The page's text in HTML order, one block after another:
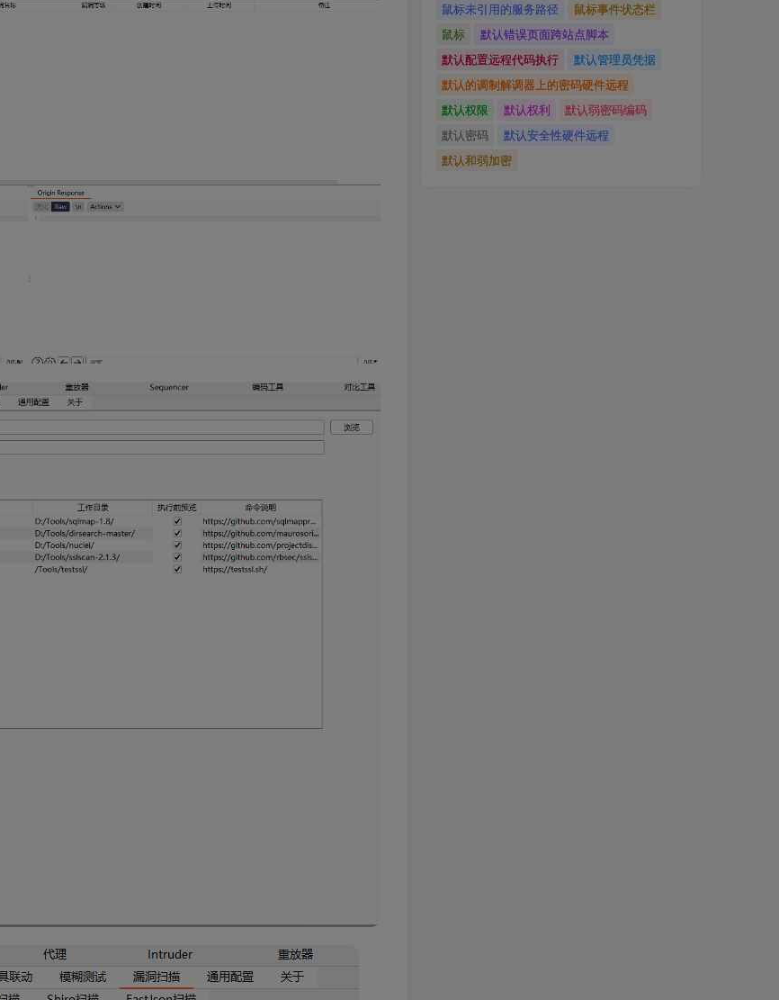
鼠标未引用的服务路径
鼠标事件状态栏
鼠标
默认错误页面跨站点脚本
默认配置远程代码执行
默认管理员凭据
默认的调制解调器上的密码硬件远程
默认权限
默认权利
默认弱密码编码
默认密码
默认安全性硬件远程
默认和弱加密